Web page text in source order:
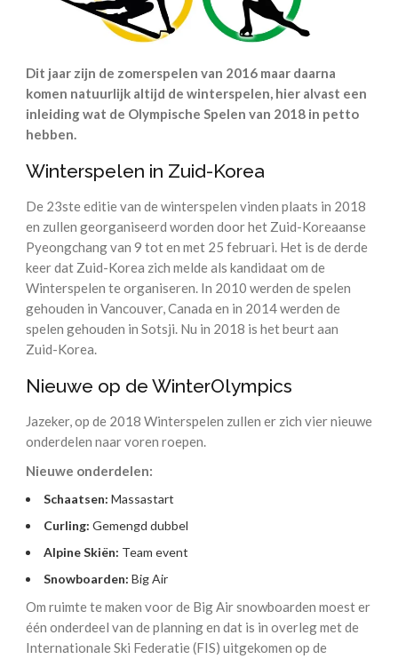
Dit jaar zijn de zomerspelen van 2016 maar daarna
komen natuurlijk altijd de winterspelen, hier alvast een
inleiding wat de Olympische Spelen van 2018 in petto
hebben.
Winterspelen in Zuid-Korea
De 23ste editie van de winterspelen vinden plaats in 2018
en zullen georganiseerd worden door het Zuid-Koreaanse
Pyeongchang van 9 tot en met 25 februari. Het is de derde
keer dat Zuid-Korea zich melde als kandidaat om de
Winterspelen te organiseren. In 2010 werden de spelen
gehouden in Vancouver, Canada en in 2014 werden de
spelen gehouden in Sotsji. Nu in 2018 is het beurt aan
Zuid-Korea.
Nieuwe op de WinterOlympics
Jazeker, op de 2018 Winterspelen zullen er zich vier nieuwe
onderdelen naar voren roepen.
Nieuwe onderdelen:
Schaatsen: Massastart
Curling: Gemengd dubbel
Alpine Skiën: Team event
Snowboarden: Big Air
Om ruimte te maken voor de Big Air snowboarden moest er
één onderdeel van de planning en dat is in overleg met de
Internationale Ski Federatie (FIS) uitgekomen op de